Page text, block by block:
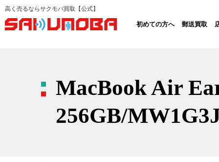
高く売るならサクモバ買取【公式】
初めての方へ 郵送買取
MacBook Air
256GB/